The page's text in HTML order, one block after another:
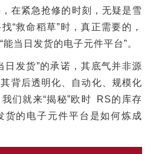
，在紧急抢修的时刻，无疑是雪
“救命稻草”时，真正需要的，
当日发货的电子元件平台”。
发货”的承诺，其底气并非源
背后透明化、自动化、规模化
们就来“揭秘”欧时 RS的库存
货的电子元件平台是如何炼成